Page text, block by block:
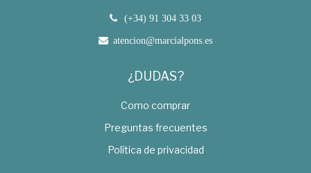
(+34) 91 304 33 03
atencion@marcialpons.es
¿DUDAS?
Como comprar
Preguntas frecuentes
Política de privacidad